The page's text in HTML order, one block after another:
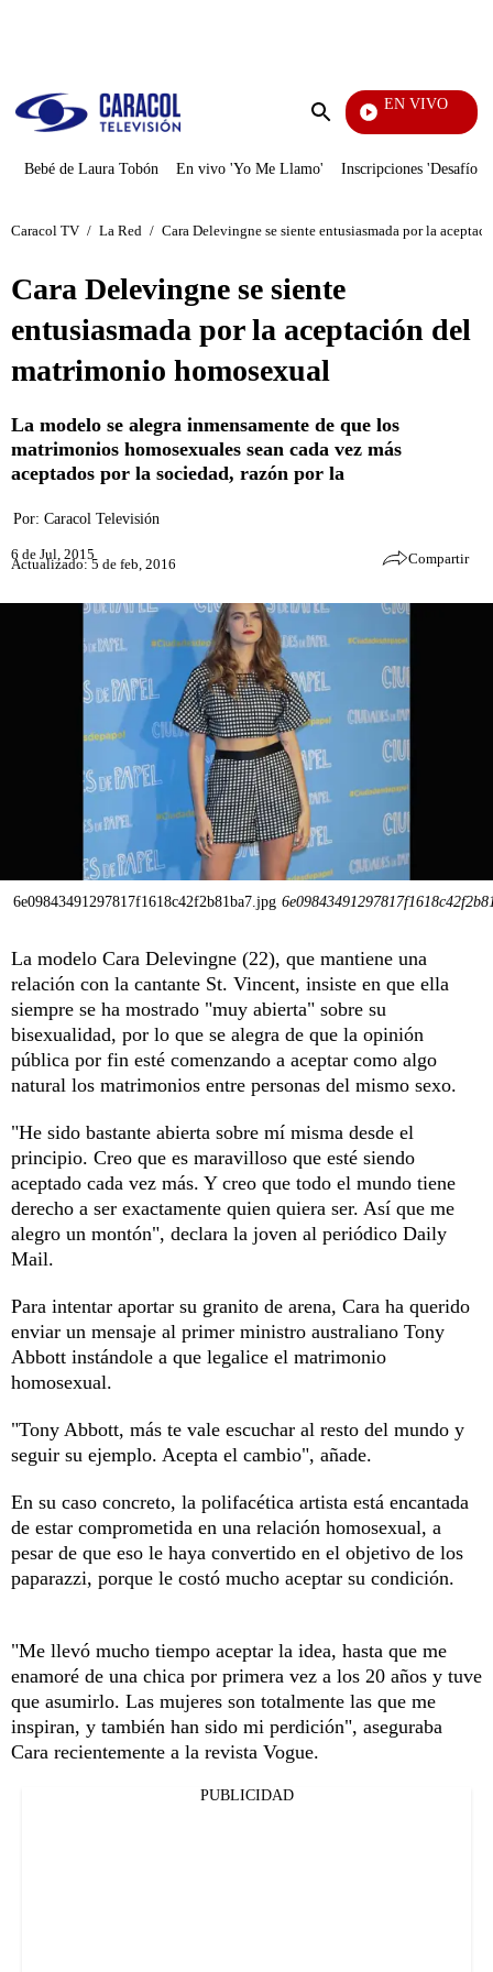
Enviar
EN VIVO
EFÉ
Bebé de Laura Tobón En vivo 'Yo Me Llamo' Inscripciones 'Desafío'
Caracol TV / La Red / Cara Delevingne se siente entusiasmada por la
Cara Delevingne se siente
entusiasmada por la aceptación del
matrimonio homosexual
La modelo se alegra inmensamente de que los
matrimonios homosexuales sean cada vez más
aceptados por la sociedad, razón por la
Por: Caracol Televisión
6 de Jul, 2015
Actualizado: 5 de feb, 2016 Compartir
6e09843491297817f1618c42f2b81ba7.jpg
La modelo Cara Delevingne (22), que mantiene una
relación con la cantante St. Vincent, insiste en que ella
siempre se ha mostrado "muy abierta" sobre su
bisexualidad, por lo que se alegra de que la opinión
pública por fin esté comenzando a aceptar como algo
natural los matrimonios entre personas del mismo sexo.
"He sido bastante abierta sobre mí misma desde el
principio. Creo que es maravilloso que esté siendo
aceptado cada vez más. Y creo que todo el mundo tiene
derecho a ser exactamente quien quiera ser. Así que me
alegro un montón", declara la joven al periódico Daily
Mail.
Para intentar aportar su granito de arena, Cara ha querido
enviar un mensaje al primer ministro australiano Tony
Abbott instándole a que legalice el matrimonio
homosexual.
"Tony Abbott, más te vale escuchar al resto del mundo y
seguir su ejemplo. Acepta el cambio", añade.
En su caso concreto, la polifacética artista está encantada
de estar comprometida en una relación homosexual, a
pesar de que eso le haya convertido en el objetivo de los
paparazzi, porque le costó mucho aceptar su condición.
"Me llevó mucho tiempo aceptar la idea, hasta que me
enamoré de una chica por primera vez a los 20 años y tuve
que asumirlo. Las mujeres son totalmente las que me
inspiran, y también han sido mi perdición", aseguraba
Cara recientemente a la revista Vogue.
PUBLICIDAD